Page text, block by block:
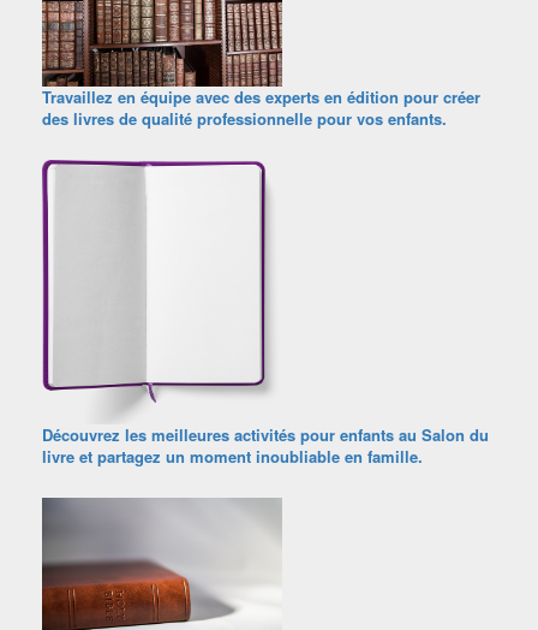
Travaillez en équipe avec des experts en édition pour créer
des livres de qualité professionnelle pour vos enfants.
Découvrez les meilleures activités pour enfants au Salon du
livre et partagez un moment inoubliable en famille.